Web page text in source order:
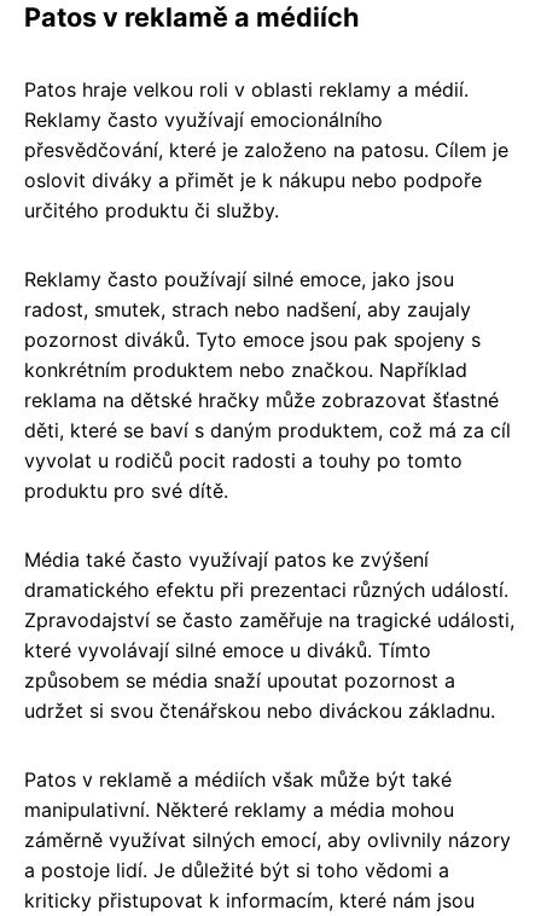
Patos v reklamě a médiích
Patos hraje velkou roli v oblasti reklamy a médií.
Reklamy často využívají emocionálního
přesvědčování, které je založeno na patosu. Cílem je
oslovit diváky a přimět je k nákupu nebo podpoře
určitého produktu či služby.
Reklamy často používají silné emoce, jako jsou
radost, smutek, strach nebo nadšení, aby zaujaly
pozornost diváků. Tyto emoce jsou pak spojeny s
konkrétním produktem nebo značkou. Například
reklama na dětské hračky může zobrazovat šťastné
děti, které se baví s daným produktem, což má za cíl
vyvolat u rodičů pocit radosti a touhy po tomto
produktu pro své dítě.
Média také často využívají patos ke zvýšení
dramatického efektu při prezentaci různých událostí.
Zpravodajství se často zaměřuje na tragické události,
které vyvolávají silné emoce u diváků. Tímto
způsobem se média snaží upoutat pozornost a
udržet si svou čtenářskou nebo diváckou základnu.
Patos v reklamě a médiích však může být také
manipulativní. Některé reklamy a média mohou
záměrně využívat silných emocí, aby ovlivnily názory
a postoje lidí. Je důležité být si toho vědomi a
kriticky přistupovat k informacím, které nám jsou